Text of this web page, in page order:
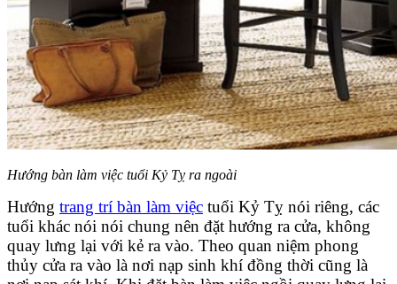
Hướng bàn làm việc tuổi Kỷ Tỵ ra ngoài
Hướng trang trí bàn làm việc tuổi Kỷ Tỵ nói riêng, các
tuổi khác nói nói chung nên đặt hướng ra cửa, không
quay lưng lại với kẻ ra vào. Theo quan niệm phong
thủy cửa ra vào là nơi nạp sinh khí đồng thời cũng là